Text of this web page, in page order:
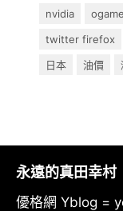
nvidia
ogame
twitter firefox
日本
油價
永遠的真田幸村
優格網 Yblog =